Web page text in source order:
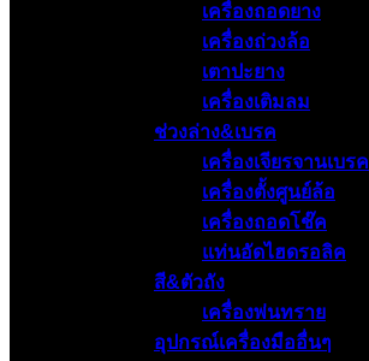
เครื่องถอดยาง
เครื่องถ่วงล้อ
เตาปะยาง
เครื่องเติมลม
ช่วงล่าง&เบรค
เครื่องเจียรจานเบรค
เครื่องตั้งศูนย์ล้อ
เครื่องถอดโช๊ค
แท่นอัดไฮดรอลิค
สี&ตัวถัง
เครื่องพ่นทราย
อุปกรณ์เครื่องมืออื่นๆ